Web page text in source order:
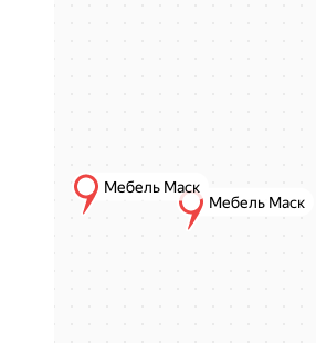
Безопасность и
жилых помещениях.
Простота установки
Модели легко размещаются в